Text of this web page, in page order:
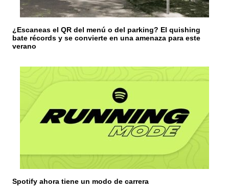
r
a
d
¿Escaneas el QR del menú o del parking? El quishing
bate récords y se convierte en una amenaza para este
verano
Spotify ahora tiene un modo de carrera